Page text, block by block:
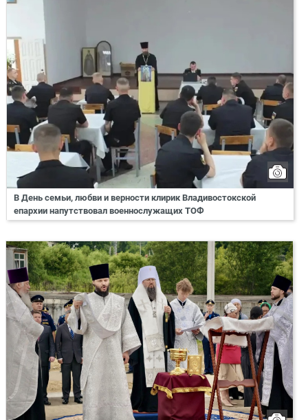
В День семьи, любви и верности клирик Владивостокской
епархии напутствовал военнослужащих ТОФ